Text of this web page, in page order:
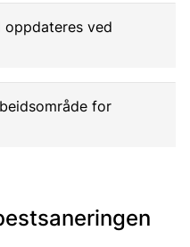
oppdateres ved
for